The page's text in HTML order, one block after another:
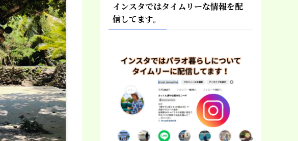
インスタではタイムリーな情報を配
信してます。